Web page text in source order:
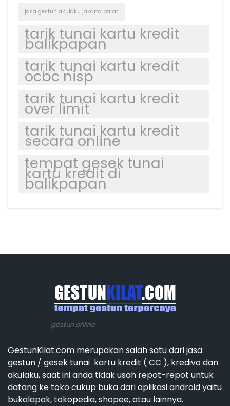
jasa gestun akulaku jakarta barat
tarik tunai kartu kredit
balikpapan
tarik tunai kartu kredit
ocbc nisp
tarik tunai kartu kredit
over limit
tarik tunai kartu kredit
secara online
tempat gesek tunai
kartu kredit di
balikpapan
gestun online
GestunKilat.com merupakan salah satu dari jasa
gestun / gesek tunai kartu kredit ( CC ), kredivo dan
akulaku, saat ini anda tidak usah repot-repot untuk
datang ke toko cukup buka dari aplikasi android yaitu
bukalapak, tokopedia, shopee, atau lainnya.